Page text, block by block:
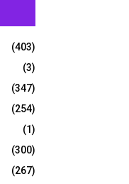
(403)
(3)
(347)
(254)
(1)
(300)
(267)